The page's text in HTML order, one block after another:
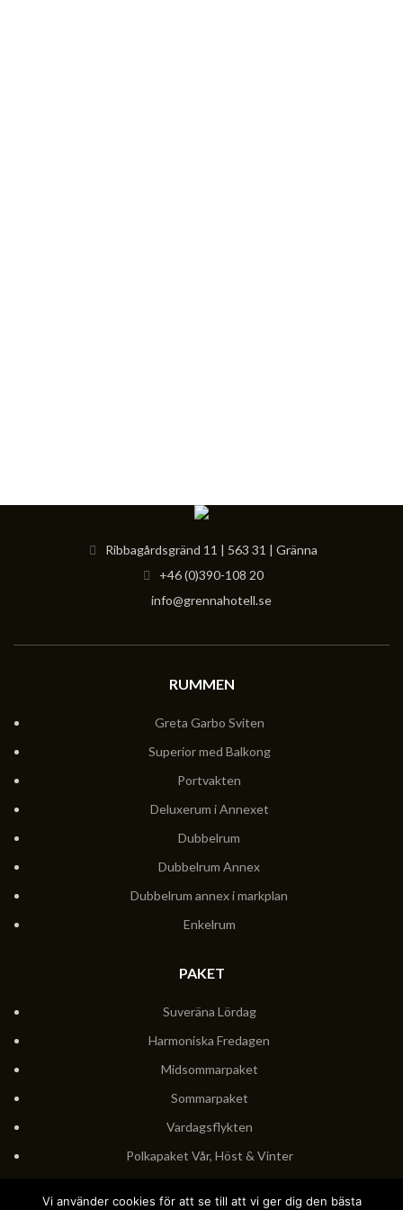
Ribbagårdsgränd 11 | 563 31 | Gränna
+46 (0)390-108 20
info@grennahotell.se
RUMMEN
Greta Garbo Sviten
Superior med Balkong
Portvakten
Deluxerum i Annexet
Dubbelrum
Dubbelrum Annex
Dubbelrum annex i markplan
Enkelrum
PAKET
Suveräna Lördag
Harmoniska Fredagen
Midsommarpaket
Sommarpaket
Vardagsflykten
Polkapaket Vår, Höst & Vinter
Vi använder cookies för att se till att vi ger dig den bästa